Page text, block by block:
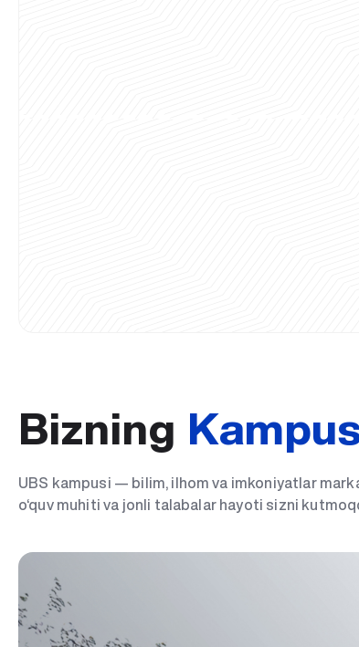
Bizning
UBS kampusi — bilim, ilhom va imkoniyatlar
o‘quv muhiti va jonli talabalar hayoti sizni